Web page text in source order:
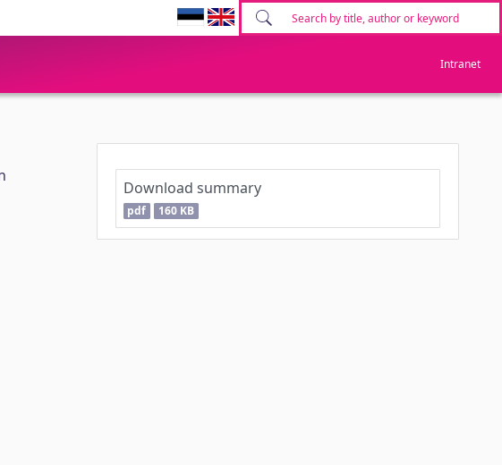
Intranet
Download summary
pdf 160 KB